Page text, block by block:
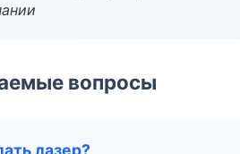
вопросы
лазер?